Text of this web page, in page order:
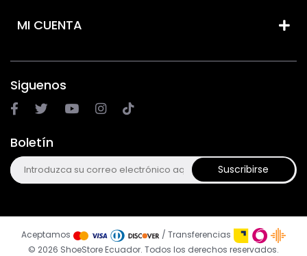
MI CUENTA
Siguenos
Boletín
Suscribirse
© 2026 ShoeStore Ecuador. Todos los derechos reservados.
Aceptamos / Transferencias